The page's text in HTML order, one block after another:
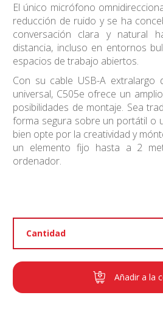
El único micrófono
reducción de ruido y se ha
conversación clara y natural
distancia, incluso en entornos
espacios de trabajo abiertos.
Con su cable USB-A
universal, C505e ofrece un
posibilidades de montaje. Sea
forma segura sobre un portátil o
bien opte por la creatividad y
un elemento fijo hasta a 2
ordenador.
Cantidad
Añadir a la